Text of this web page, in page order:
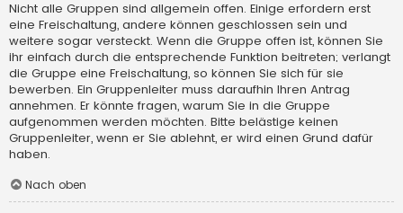
Nicht alle Gruppen sind allgemein offen. Einige erfordern erst
eine Freischaltung, andere können geschlossen sein und
weitere sogar versteckt. Wenn die Gruppe offen ist, können Sie
ihr einfach durch die entsprechende Funktion beitreten; verlangt
die Gruppe eine Freischaltung, so können Sie sich für sie
bewerben. Ein Gruppenleiter muss daraufhin Ihren Antrag
annehmen. Er könnte fragen, warum Sie in die Gruppe
aufgenommen werden möchten. Bitte belästige keinen
Gruppenleiter, wenn er Sie ablehnt, er wird einen Grund dafür
haben.
Nach oben